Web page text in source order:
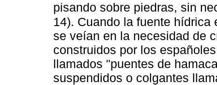
pisando sobre piedras, sin
14). Cuando la fuente
se veían en la necesidad de
construidos por los
llamados "puentes de
suspendidos o colgantes